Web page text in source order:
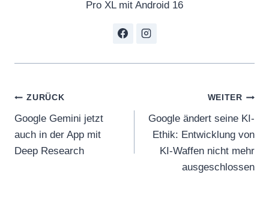
Pro XL mit Android 16
Beitragsnavigation
ZURÜCK
Google Gemini jetzt
auch in der App mit
Deep Research
WEITER
Google ändert seine KI-
Ethik: Entwicklung von
KI-Waffen nicht mehr
ausgeschlossen